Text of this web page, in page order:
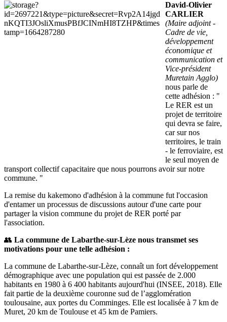
David-Olivier
CARLIER
(Maire adjoint -
Cadre de vie,
développement
économique et
communication et
Vice-président
Muretain Agglo)
nous parle de
cette adhésion : "
Le RER est un
projet de territoire
qui devra se faire,
car sur nos
territoires, le train
- le ferroviaire, est
le seul moyen de
transport collectif capacitaire que nous pourrons avoir sur notre
commune. "
La remise du kakemono d'adhésion à la commune fut l'occasion
d'entamer un processus de discussions autour d'une carte pour
partager la vision commune du projet de RER porté par
l'association.
👥 La commune de Labarthe-sur-Lèze nous transmet ses
motivations pour une telle adhésion :
La commune de Labarthe-sur-Lèze, connaît un fort développement
démographique avec une population qui est passée de 2.000
habitants en 1980 à 6 400 habitants aujourd'hui (INSEE, 2018). Elle
fait partie de la deuxième couronne sud de l’agglomération
toulousaine, aux portes du Comminges. Elle est localisée à 7 km de
Muret, 20 km de Toulouse et 45 km de Pamiers.